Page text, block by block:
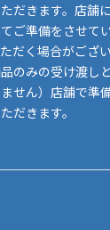
だきます。店舗
ご準備をさせて
だく場合がござ
のみの受け渡し
せん）店舗で準
だきます。